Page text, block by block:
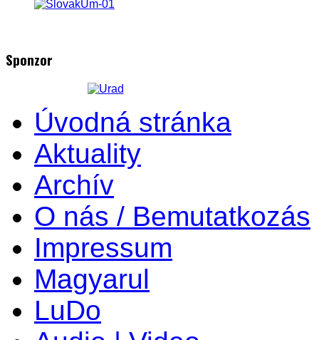
Sponzor
Úvodná stránka
Aktuality
Archív
O nás / Bemutatkozás
Impressum
Magyarul
LuDo